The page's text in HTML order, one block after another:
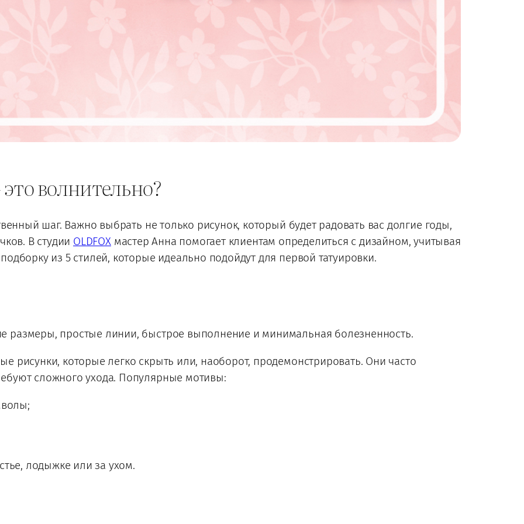
волнительно?
шаг. Важно выбрать не только рисунок, который будет радовать вас долгие годы,
В студии OLDFOXмастер Анна помогает клиентам определиться с дизайном, учитывая
из 5 стилей, которые идеально подойдут для первой татуировки.
размеры, простые линии, быстрое выполнение и минимальная болезненность.
рисунки, которые легко скрыть или, наоборот, продемонстрировать. Они часто
сложного ухода. Популярные мотивы:
лодыжке или за ухом.